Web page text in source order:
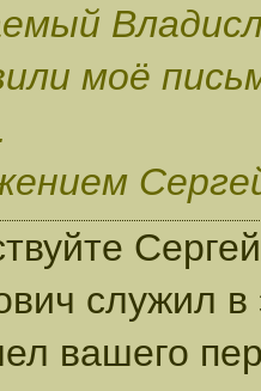
моё
служил в
вашего